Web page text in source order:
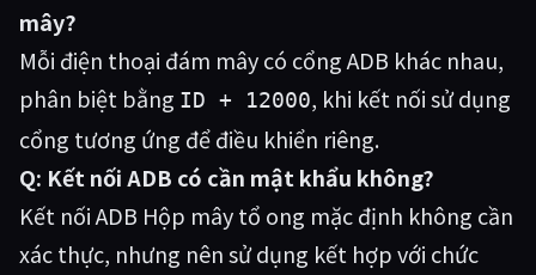
mây?
Mỗi điện thoại đám mây có cổng ADB khác nhau,
phân biệt bằng ID + 12000, khi kết nối sử dụng
cổng tương ứng để điều khiển riêng.
Q: Kết nối ADB có cần mật khẩu không?
Kết nối ADB Hộp mây tổ ong mặc định không cần
xác thực, nhưng nên sử dụng kết hợp với chức